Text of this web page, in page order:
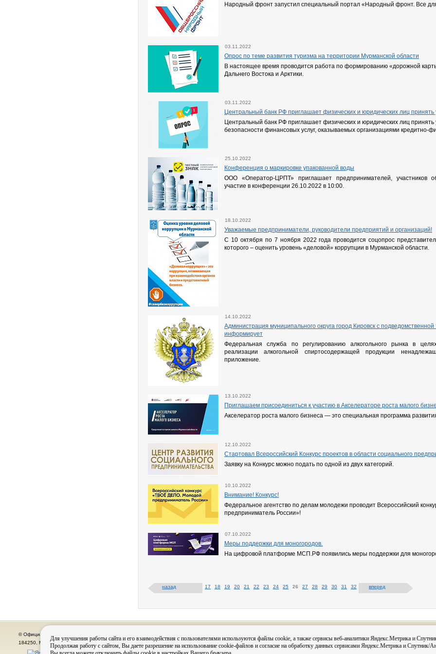
Для улучшения работы сайта и его взаимодействия с пользователями используются файлы cookie, а также сервисы веб-аналитики Яндекс.Метрика и
Продолжая работу с сайтом, Вы даете разрешение на использование cookie-файлов и согласие на обработку данных сервисами Яндекс.Метрика и Спутник/
Народный фронт запустил специальный портал «Народный фронт. Все
03.11.2022
Опрос по теме развития туризма на территории Мурманской области
В настоящее время проводится работа по формированию «дорожной
Дальнего Востока и Арктики.
03.11.2022
Центральный банк РФ приглашает физических и юридических лиц принять
Центральный банк РФ приглашает физических и юридических лиц принять
безопасности финансовых услуг, оказываемых организациями кредитно-
25.10.2022
Конференция о маркировке упакованной воды
ООО «Оператор-ЦРПТ» приглашает предпринимателей, участников
участие в конференции 26.10.2022 в 10:00.
18.10.2022
Уважаемые предприниматели, руководители предприятий и организаций!
С 10 октября по 7 ноября 2022 года проводится соцопрос
которого – оценить уровень «деловой» коррупции в Мурманской области.
14.10.2022
Администрация муниципального округа город Кировск с
информирует
Федеральная служба по регулированию алкогольного рынка в
реализации алкогольной спиртосодержащей продукции
приложение.
13.10.2022
Приглашаем присоединиться к участию в Акселераторе роста малого
Акселератор роста малого бизнеса — это специальная программа
12.10.2022
Стартовал Всероссийский Конкурс проектов в области социального
Заявку на Конкурс можно подать по одной из двух категорий.
10.10.2022
Внимание! Конкурс!
Федеральное агентство по делам молодежи проводит Всероссийский
предприниматель России»!
07.10.2022
Меры поддержки для моногородов.
На цифровой платформе МСП.РФ появились меры поддержки для
назад 17 18 19 20 21 22 23 24 25 26 27 28 29 30 31 32 вперед
© Официальный сайт органов местного самоуправления города Кировска
184250, Мурманская область, г. Кировск, пр. Ленина, д. 16, тел.: (815-31) 98-700
данных в соответствии с 152-ФЗ О персональных данных и
Постановления администрации города Кировска «О
данных в администрации муниципального округа город